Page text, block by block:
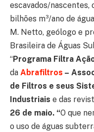
escavados/nascentes,
bilhões m³/ano de
M. Netto, geólogo e
Brasileira de Águas
“Programa Filtra
da Abrafiltros –
de Filtros e seus
Industriais e das
26 de maio. “O que
o uso de águas